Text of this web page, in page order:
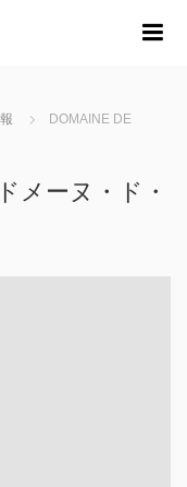
DOMAINE DE
メーヌ・ド・